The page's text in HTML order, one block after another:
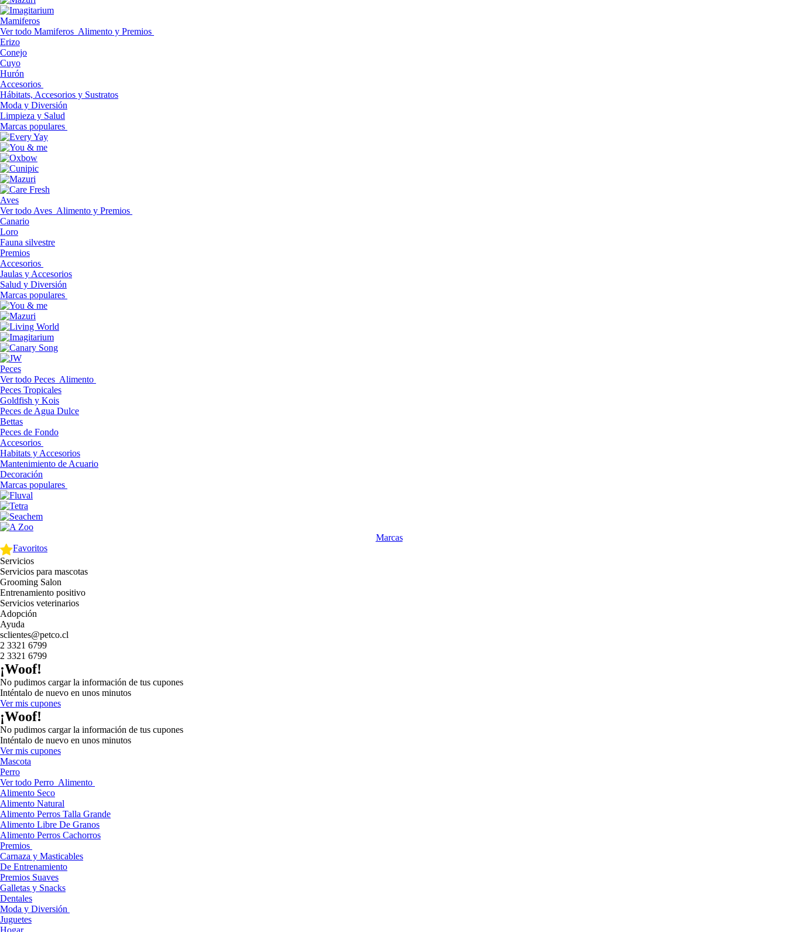
Mamiferos
Ver todo Mamiferos Alimento y Premios
Erizo
Conejo
Cuyo
Hurón
Accesorios
Hábitats, Accesorios y Sustratos
Moda y Diversión
Limpieza y Salud
Marcas populares
Aves
Ver todo Aves Alimento y Premios
Canario
Loro
Fauna silvestre
Premios
Accesorios
Jaulas y Accesorios
Salud y Diversión
Marcas populares
Peces
Ver todo Peces Alimento
Peces Tropicales
Goldfish y Kois
Peces de Agua Dulce
Bettas
Peces de Fondo
Accesorios
Habitats y Accesorios
Mantenimiento de Acuario
Decoración
Marcas populares
Marcas
Favoritos
Servicios
Servicios para mascotas
Grooming Salon
Entrenamiento positivo
Servicios veterinarios
Adopción
Ayuda
sclientes@petco.cl
2 3321 6799
2 3321 6799
¡Woof!
No pudimos cargar la información de tus cupones
Inténtalo de nuevo en unos minutos
Ver mis cupones
¡Woof!
No pudimos cargar la información de tus cupones
Inténtalo de nuevo en unos minutos
Ver mis cupones
Mascota
Perro
Ver todo Perro Alimento
Alimento Seco
Alimento Natural
Alimento Perros Talla Grande
Alimento Libre De Granos
Alimento Perros Cachorros
Premios
Carnaza y Masticables
De Entrenamiento
Premios Suaves
Galletas y Snacks
Dentales
Moda y Diversión
Juguetes
Hogar